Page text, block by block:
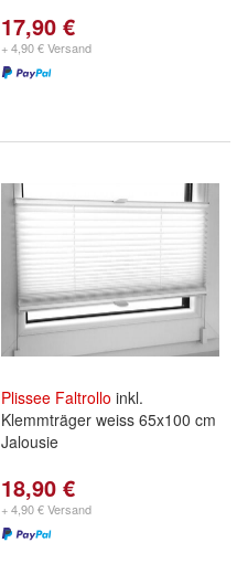
17,90 €
+ 4,90 € Versand
Plissee Faltrollo inkl.
Klemmträger weiss 65x100 cm
Jalousie
18,90 €
+ 4,90 € Versand